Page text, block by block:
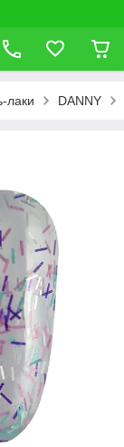
лаки DANNY